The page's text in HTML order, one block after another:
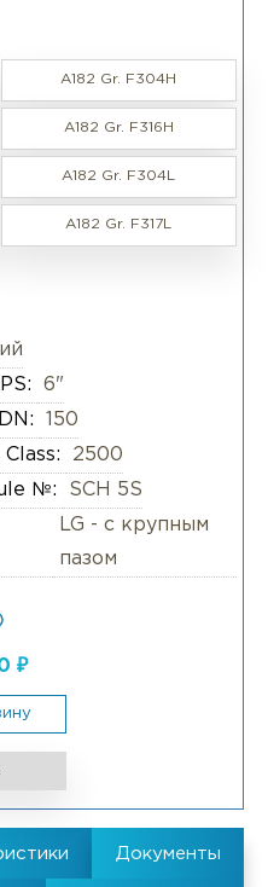
A182 Gr. F304H
A182 Gr. F316H
A182 Gr. F304L
A182 Gr. F317L
6"
150
2500
№:
SCH 5S
LG - с крупным
пазом
₽